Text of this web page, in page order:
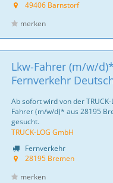
49406 Barnstorf
merken
Lkw-Fahrer (m/w/
Fernverkehr
Ab sofort wird von der
Fahrer (m/w/d)* aus 28195
gesucht.
TRUCK-LOG GmbH
Fernverkehr
28195 Bremen
merken